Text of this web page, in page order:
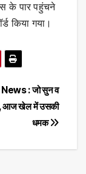
के पार पहुंचने
किया गया।
: जो सुन व
आज खेल में उसकी
धमक